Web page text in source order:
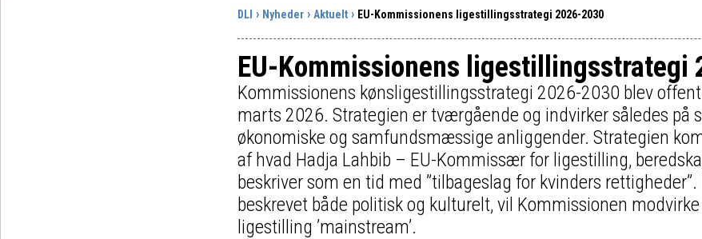
DLI Nyheder Aktuelt EU-Kommissionens ligestillingsstrategi 2026-2030
EU-Kommissionens ligestillingsstrategi
Kommissionens kønsligestillingsstrategi 2026-2030 blev
marts 2026. Strategien er tværgående og indvirker således på
økonomiske og samfundsmæssige anliggender. Strategien
af hvad Hadja Lahbib – EU-Kommissær for ligestilling,
beskriver som en tid med ”tilbageslag for kvinders
beskrevet både politisk og kulturelt, vil Kommissionen
ligestilling ’mainstream’.